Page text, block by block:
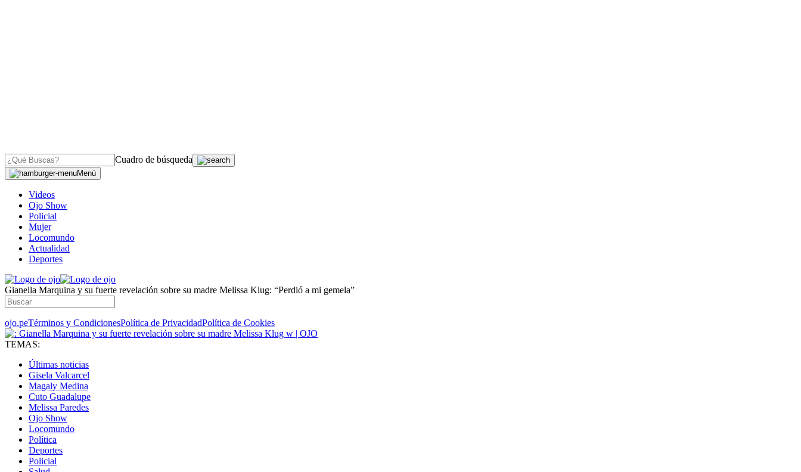
Cuadro de búsqueda
Menú
Videos
Ojo Show
Policial
Mujer
Locomundo
Actualidad
Deportes
Gianella Marquina y su fuerte revelación sobre su madre Melissa Klug: “Perdió a mi gemela”
ojo.peTérminos y CondicionesPolítica de PrivacidadPolítica de Cookies
TEMAS:
Últimas noticias
Gisela Valcarcel
Magaly Medina
Cuto Guadalupe
Melissa Paredes
Ojo Show
Locomundo
Política
Deportes
Policial